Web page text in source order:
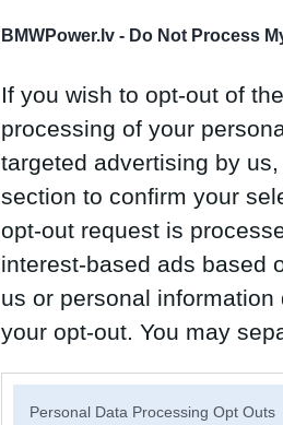
BMWPower.lv - Do Not Process
If you wish to opt-out of
processing of your
targeted advertising by
section to confirm your
opt-out request is
interest-based ads based
us or personal
your opt-out. You may
Personal Data Processing Opt Outs